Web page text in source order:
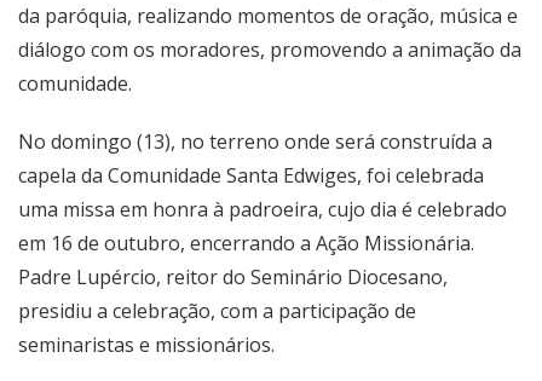
da paróquia, realizando momentos de oração, música e
diálogo com os moradores, promovendo a animação da
comunidade.
No domingo (13), no terreno onde será construída a
capela da Comunidade Santa Edwiges, foi celebrada
uma missa em honra à padroeira, cujo dia é celebrado
em 16 de outubro, encerrando a Ação Missionária.
Padre Lupércio, reitor do Seminário Diocesano,
presidiu a celebração, com a participação de
seminaristas e missionários.